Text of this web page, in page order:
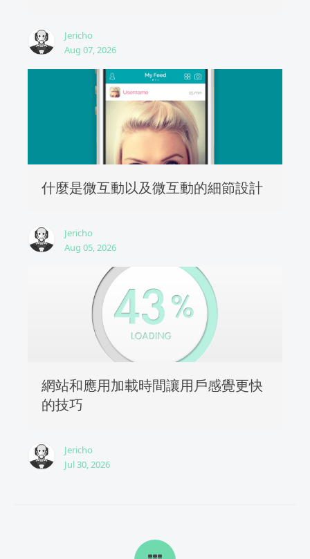
Jericho
Aug 07, 2026
什麼是微互動以及微互動的細節設計
Jericho
Aug 05, 2026
網站和應用加載時間讓用戶感覺更快
的技巧
Jericho
Jul 30, 2026